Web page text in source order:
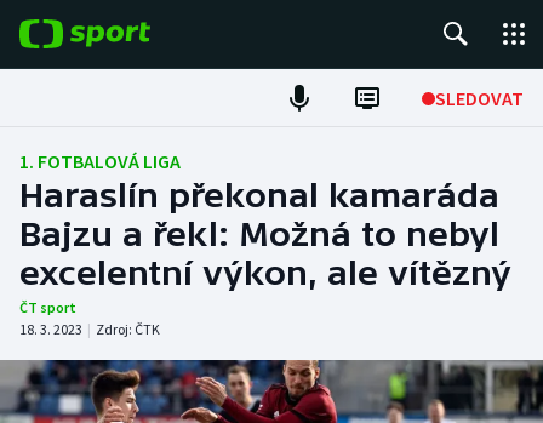
SLEDOVAT
Fotbal
Hokej
Tenis
Atletika
Cyklistika
1. FOTBALOVÁ LIGA
Haraslín překonal kamaráda
Bajzu a řekl: Možná to nebyl
excelentní výkon, ale vítězný
ČT sport
18. 3. 2023 | Zdroj: ČTK